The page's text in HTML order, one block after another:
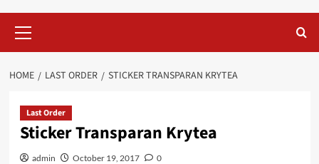
Menu
HOME LAST ORDER STICKER TRANSPARAN KRYTEA
Last Order
Sticker Transparan Krytea
admin October 19, 2017 0